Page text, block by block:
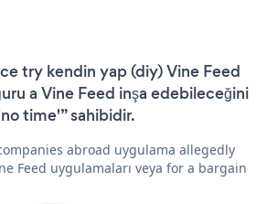
try kendin yap (diy) Vine Feed
a Vine Feed inşa edebileceğini
time'” sahibidir.
abroad uygulama allegedly
Feed uygulamaları veya for a bargain